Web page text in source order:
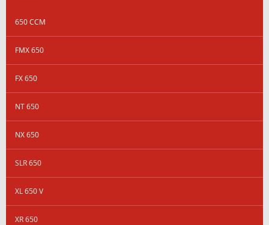
650 CCM
FMX 650
FX 650
NT 650
NX 650
SLR 650
XL 650 V
XR 650